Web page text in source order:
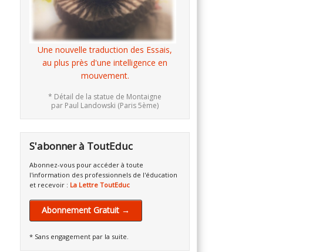
Une nouvelle traduction des Essais,
au plus près d'une intelligence en
mouvement.
* Détail de la statue de Montaigne
par Paul Landowski (Paris 5ème)
S'abonner à ToutEduc
Abonnez-vous pour accéder à toute
l'information des professionnels de l'éducation
et recevoir : La Lettre ToutEduc
Abonnement Gratuit →
* Sans engagement par la suite.